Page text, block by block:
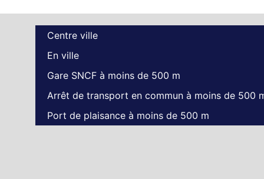
Centre ville
En ville
Gare SNCF à moins de 500 m
Arrêt de transport en commun à moins de 500
Port de plaisance à moins de 500 m